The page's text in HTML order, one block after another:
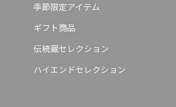
季節限定アイテム
ギフト商品
伝統蔵セレクション
ハイエンドセレクション